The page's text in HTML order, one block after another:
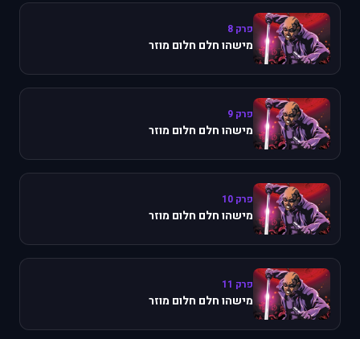
פרק 8
מישהו חלם חלום מוזר
פרק 9
מישהו חלם חלום מוזר
פרק 10
מישהו חלם חלום מוזר
פרק 11
מישהו חלם חלום מוזר